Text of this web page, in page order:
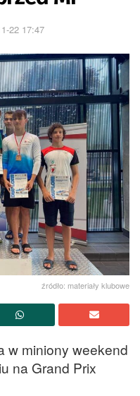
22 17:47
źródło: materiały klubowe
w miniony weekend
na Grand Prix